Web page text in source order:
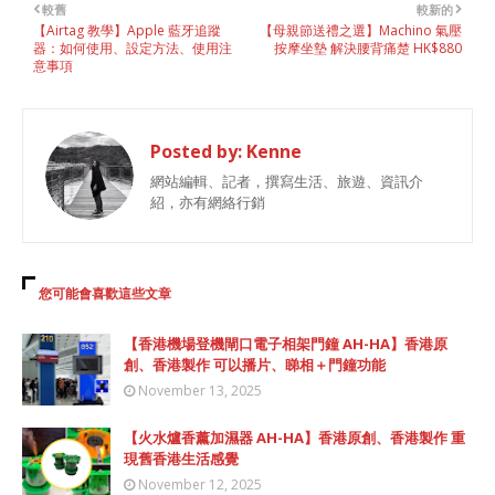
較新的
【母親節送禮之選】Machino 氣壓
按摩坐墊 解決腰背痛楚 HK$880
較舊
【Airtag 教學】Apple 藍牙追蹤
器：如何使用、設定方法、使用注
意事項
Posted by: Kenne
網站編輯、記者，撰寫生活、旅遊、資訊介
紹，亦有網絡行銷
您可能會喜歡這些文章
【香港機場登機閘口電子相架門鐘 AH-HA】香港原
創、香港製作 可以播片、睇相＋門鐘功能
November 13, 2025
【火水爐香薰加濕器 AH-HA】香港原創、香港製作 重
現舊香港生活感覺
November 12, 2025